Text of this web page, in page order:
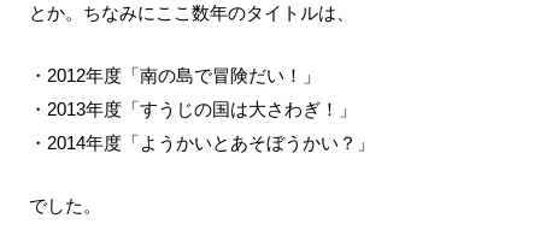
とか。ちなみにここ数年のタイトルは、
・2012年度「南の島で冒険だい！」
・2013年度「すうじの国は大さわぎ！」
・2014年度「ようかいとあそぼうかい？」
でした。